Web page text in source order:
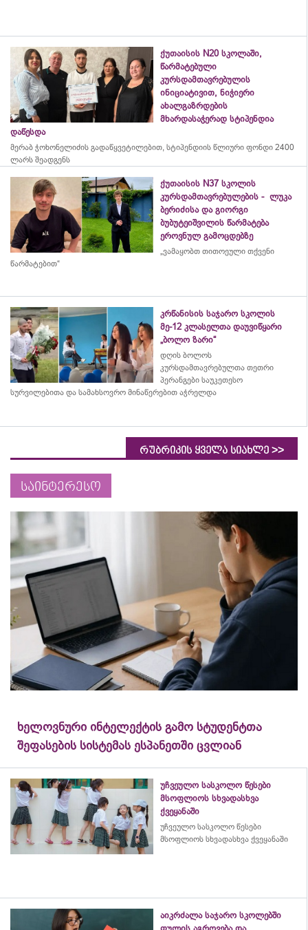
ქუთაისის N20 სკოლაში,
წარმატებული
კურსდამთავრებულის
ინიციატივით, ნიჭიერი
ახალგაზრდების
მხარდასაჭერად სტიპენდია
დაწესდა
მერაბ ჭოხონელიძის გადაწყვეტილებით, სტიპენდიის წლიური ფონდი 2400
ლარს შეადგენს
ქუთაისის N37 სკოლის
კურსდამთავრებულების - ლუკა
ბერიძისა და გიორგი
ბუბუტეიშვილის წარმატება
ეროვნულ გამოცდებზე
„ვამაყობთ თითოეული თქვენი
წარმატებით“
კრწანისის საჯარო სკოლის
მე-12 კლასელთა დაუვიწყარი
„ბოლო ზარი“
დღის ბოლოს
კურსდამთავრებულთა თეთრი
პერანგები საუკეთესო
სურვილებითა და სამახსოვრო მინაწერებით აჭრელდა
რუბრიკის ყველა სიახლე >>
საინტერესო
ხელოვნური ინტელექტის გამო სტუდენტთა
შეფასების სისტემას ესპანეთში ცვლიან
უჩვეულო სასკოლო წესები
მსოფლიოს სხვადასხვა
ქვეყანაში
უჩვეულო სასკოლო წესები
მსოფლიოს სხვადასხვა ქვეყანაში
აიკრძალა საჯარო სკოლებში